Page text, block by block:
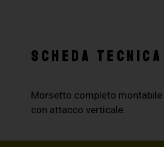
SCHEDA TECNICA
Morsetto completo montabile
con attacco verticale.